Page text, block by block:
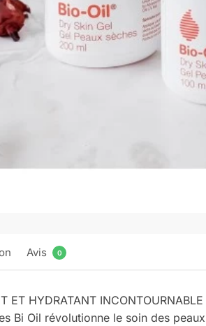
Avis 0
ET HYDRATANT
Bi Oil révolutionne le soin des